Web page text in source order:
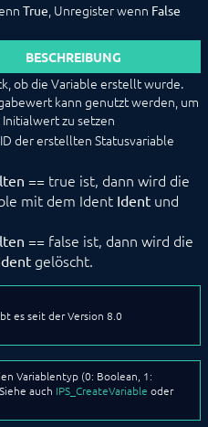
True, Unregister wenn False
BESCHREIBUNG
ob die Variable erstellt wurde.
kann genutzt werden, um
Initialwert zu setzen
der erstellten Statusvariable
== true ist, dann wird die
mit dem Ident Ident und
== false ist, dann wird die
gelöscht.
es seit der Version 8.0
Variablentyp (0: Boolean, 1:
auch IPS_CreateVariable oder